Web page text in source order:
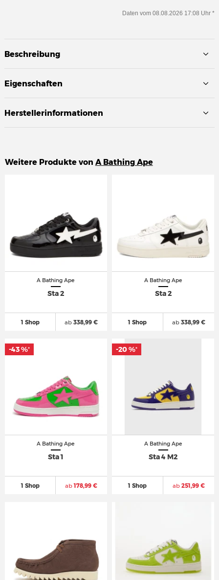
Daten vom 08.08.2026 17:08 Uhr *
Beschreibung
Eigenschaften
Herstellerinformationen
Weitere Produkte von A Bathing Ape
A Bathing Ape
Sta 2
1 Shop ab 338,99 €
A Bathing Ape
Sta 2
1 Shop ab338,99 €
A Bathing Ape
Sta 1
1 Shop ab178,99 €
-43 %*
-43 %*
A Bathing Ape
Sta 4 M2
1 Shop ab251,99 €
-20 %*
-20 %*